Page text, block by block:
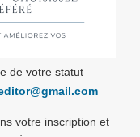
de votre statut
votre inscription et